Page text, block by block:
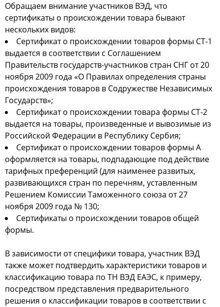
Обращаем внимание участников ВЭД, что
сертификаты о происхождении товара бывают
нескольких видов:
Сертификат о происхождении товаров формы СТ-1
выдается в соответствии с Соглашением
Правительств государств-участников стран СНГ от 20
ноября 2009 года «О Правилах определения страны
происхождения товаров в Содружестве Независимых
Государств»;
Сертификат о происхождении товара формы СТ-2
выдается на товары, произведенные и вывозимые из
Российской Федерации в Республику Сербия;
Сертификат о происхождении товаров формы А
оформляется на товары, подпадающие под действие
тарифных преференций (для наименее развитых,
развивающихся стран по перечням, уставленным
Решением Комиссии Таможенного союза от 27
ноября 2009 года № 130;
Сертификаты о происхождении товаров общей
формы.
В зависимости от специфики товара, участник ВЭД
также может подтвердить характеристики товаров и
классификацию товара по ТН ВЭД ЕАЭС, к примеру,
посредством представления предварительного
решения о классификации товаров в соответствии с